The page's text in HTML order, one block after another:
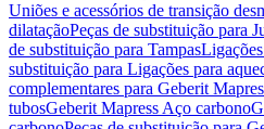
Uniões e acessórios de transição
dilataçãoPeças de substituição para
de substituição para Tampas
substituição para Ligações para
complementares para Geberit
tubosGeberit Mapress Aço carbono